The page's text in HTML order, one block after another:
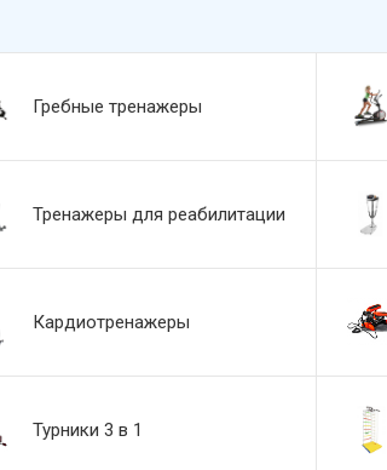
Гребные тренажеры
Тренажеры для реабилитации
Кардиотренажеры
Турники 3 в 1